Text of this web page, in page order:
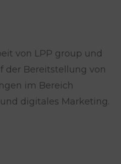
von LPP group und
der Bereitstellung von
im Bereich
digitales Marketing.